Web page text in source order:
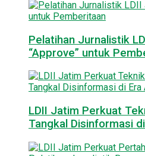
Pelatihan Jurnalistik
“Approve” untuk
LDII Jatim Perkuat
Tangkal Disinformasi